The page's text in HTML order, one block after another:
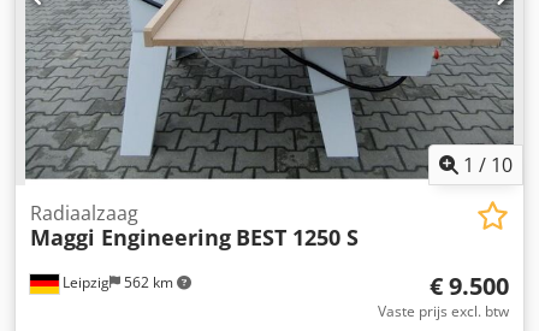
1 / 10
Leipzig 562 km
Radiaalzaag
Maggi Engineering BEST 1250 S
€ 9.500
Vaste prijs excl. btw